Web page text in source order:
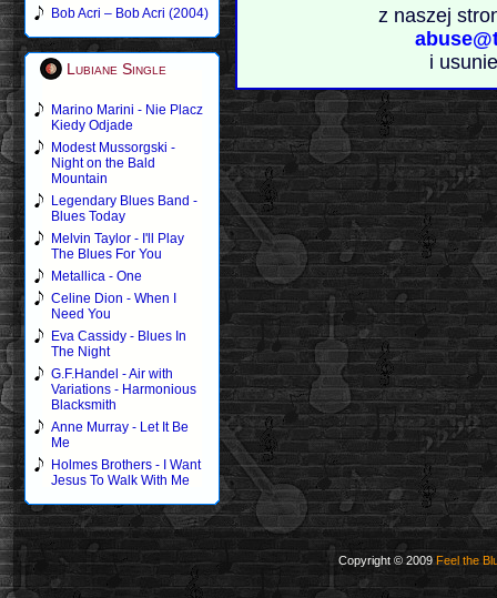
Bob Acri – Bob Acri (2004)
Lubiane Single
Marino Marini - Nie Placz
Kiedy Odjade
Modest Mussorgski -
Night on the Bald
Mountain
Legendary Blues Band -
Blues Today
Melvin Taylor - I'll Play
The Blues For You
Metallica - One
Celine Dion - When I
Need You
Eva Cassidy - Blues In
The Night
G.F.Handel - Air with
Variations - Harmonious
Blacksmith
Anne Murray - Let It Be
Me
Holmes Brothers - I Want
Jesus To Walk With Me
z naszej
i
Copyright © 2009Feel the